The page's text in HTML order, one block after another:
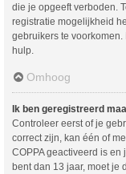
die je opgeeft verboden.
registratie mogelijkheid
gebruikers te
hulp.
Omhoog
Ik ben geregistreerd
Controleer eerst of je
correct zijn, kan één of
COPPA geactiveerd is
bent dan 13 jaar, moet je